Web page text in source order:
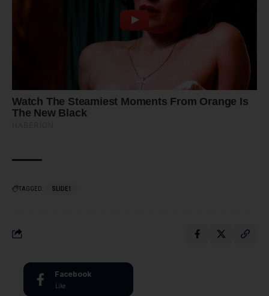
TAGGED: SLIDE1
Facebook
Like